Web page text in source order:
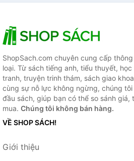
ShopSach.com chuyên cung cấp
loại. Từ sách tiếng anh, tiểu thuyết,
tranh, truyện trinh thám, sách giao
cùng sự nỗ lực không ngừng, chúng
đầu sách, giúp bạn có thể so sánh giá,
mua. Chúng tôi không bán hàng.
VỀ SHOP SÁCH!
Giới thiệu